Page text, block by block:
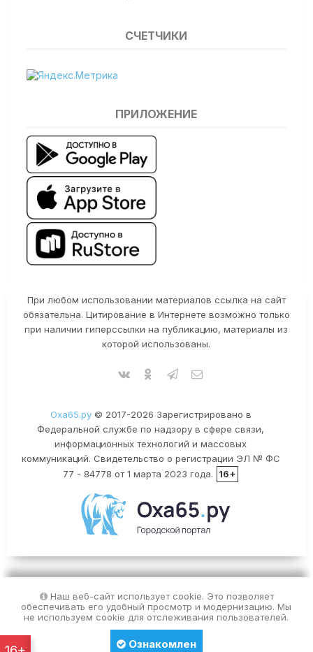
СЧЕТЧИКИ
ПРИЛОЖЕНИЕ
При любом использовании материалов ссылка на сайт
обязательна. Цитирование в Интернете возможно только
при наличии гиперссылки на публикацию, материалы из
которой использованы.
Оха65.ру© 2017-2026 Зарегистрировано в
Федеральной службе по надзору в сфере связи,
информационных технологий и массовых
коммуникаций. Свидетельство о регистрации ЭЛ № ФС
77 - 84778 от 1 марта 2023 года.
16+
Наш веб-сайт использует cookie. Это позволяет
обеспечивать его удобный просмотр и модернизацию. Мы
не используем cookie для отслеживания пользователей.
Ознакомлен